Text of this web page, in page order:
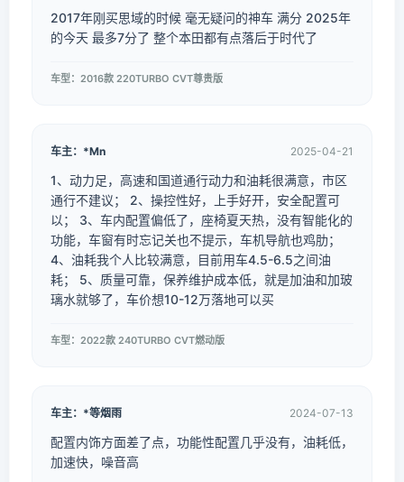
2017年刚买思域的时候 毫无疑问的神车 满分 2025年
的今天 最多7分了 整个本田都有点落后于时代了
车型：2016款 220TURBO CVT尊贵版
车主：*Mn 2025-04-21
1、动力足，高速和国道通行动力和油耗很满意，市区
通行不建议； 2、操控性好，上手好开，安全配置可
以； 3、车内配置偏低了，座椅夏天热，没有智能化的
功能，车窗有时忘记关也不提示，车机导航也鸡肋；
4、油耗我个人比较满意，目前用车4.5-6.5之间油
耗； 5、质量可靠，保养维护成本低，就是加油和加玻
璃水就够了，车价想10-12万落地可以买
车型：2022款 240TURBO CVT燃动版
车主：*等烟雨 2024-07-13
配置内饰方面差了点，功能性配置几乎没有，油耗低，
加速快，噪音高